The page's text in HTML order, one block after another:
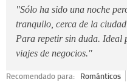
"Sólo ha sido una noche
tranquilo, cerca de la
Para repetir sin duda.
viajes de negocios."
Recomendado para: Románticos